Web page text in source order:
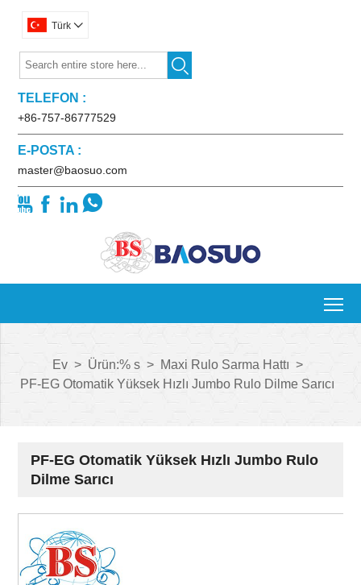
Türk 

TELEFON :
+86-757-86777529
E-POSTA :
master@baosuo.com
   
Ev > Ürün:% s > Maxi Rulo Sarma Hattı >
PF-EG Otomatik Yüksek Hızlı Jumbo Rulo Dilme Sarıcı
PF-EG Otomatik Yüksek Hızlı Jumbo Rulo
Dilme Sarıcı